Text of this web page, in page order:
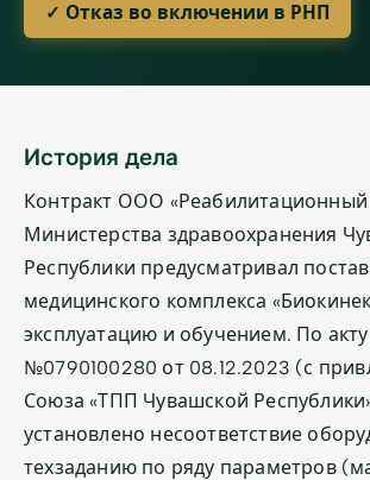
✓ Отказ во включении в РНП
История дела
Контракт ООО «Реабилитационный
Министерства здравоохранения
Республики предусматривал
медицинского комплекса
эксплуатацию и обучением. По
№0790100280 от 08.12.2023 (с
Союза «ТПП Чувашской
установлено несоответствие
техзаданию по ряду параметров